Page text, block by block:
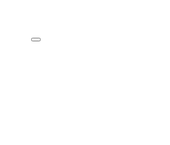
Toggle